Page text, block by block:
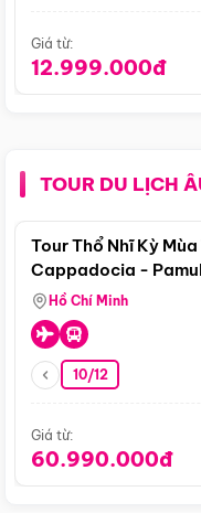
Giá từ:
12.999.000đ
TOUR DU LỊCH
Tour Thổ Nhĩ Kỳ
Cappadocia -
Hồ Chí Minh
10/12
Giá từ:
60.990.000đ